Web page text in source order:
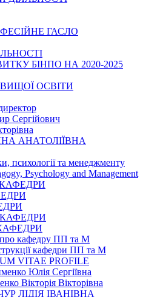
ГАСЛО
БІНПО НА 2020-2025
ОСВІТИ
Сергійович
АНАТОЛІЇВНА
психології та менеджменту
Psychology and Management
кафедру ПП та М
кафедри ПП та М
VITAE PROFILE
Юлія Сергіївна
Вікторія Вікторівна
ЛІДІЯ ІВАНІВНА